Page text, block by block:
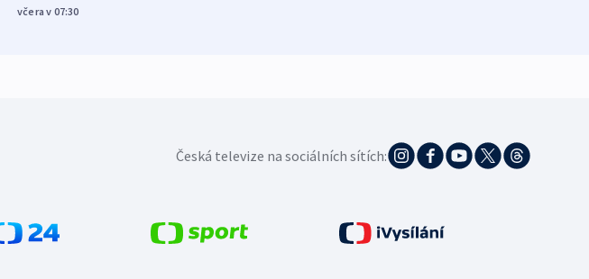
včera v 07:30
Česká televize na sociálních sítích: